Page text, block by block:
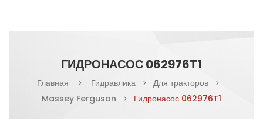
ГИДРОНАСОС 062976T1
Главная Гидравлика
Для тракторов
Massey Ferguson
Гидронасос 062976T1